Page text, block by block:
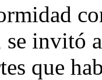
invitó
que